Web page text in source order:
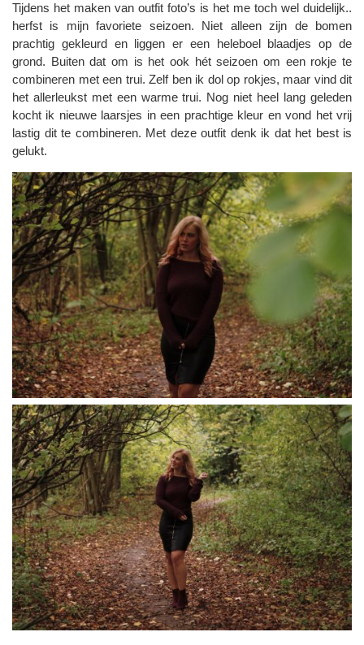
Tijdens het maken van outfit foto’s is het me toch wel duidelijk..
herfst is mijn favoriete seizoen. Niet alleen zijn de bomen
prachtig gekleurd en liggen er een heleboel blaadjes op de
grond. Buiten dat om is het ook hét seizoen om een rokje te
combineren met een trui. Zelf ben ik dol op rokjes, maar vind dit
het allerleukst met een warme trui. Nog niet heel lang geleden
kocht ik nieuwe laarsjes in een prachtige kleur en vond het vrij
lastig dit te combineren. Met deze outfit denk ik dat het best is
gelukt.